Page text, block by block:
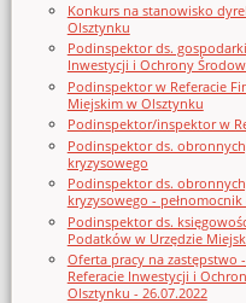
Konkurs na stanowisko
Olsztynku
Podinspektor ds.
Inwestycji i Ochrony
Podinspektor w Referacie
Miejskim w Olsztynku
Podinspektor/inspektor w
Podinspektor ds.
kryzysowego
Podinspektor ds.
kryzysowego -
Podinspektor ds.
Podatków w Urzędzie
Oferta pracy na
Referacie Inwestycji i
Olsztynku - 26.07.2022